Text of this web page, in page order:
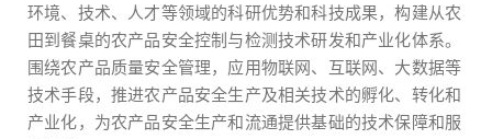
环境、技术、人才等领域的科研优势和科技成果，构建从农
田到餐桌的农产品安全控制与检测技术研发和产业化体系。
围绕农产品质量安全管理，应用物联网、互联网、大数据等
技术手段，推进农产品安全生产及相关技术的孵化、转化和
产业化，为农产品安全生产和流通提供基础的技术保障和服